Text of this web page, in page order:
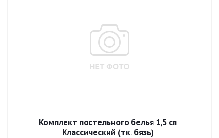
Комплект постельного белья 1,5 сп
Классический (тк. бязь)